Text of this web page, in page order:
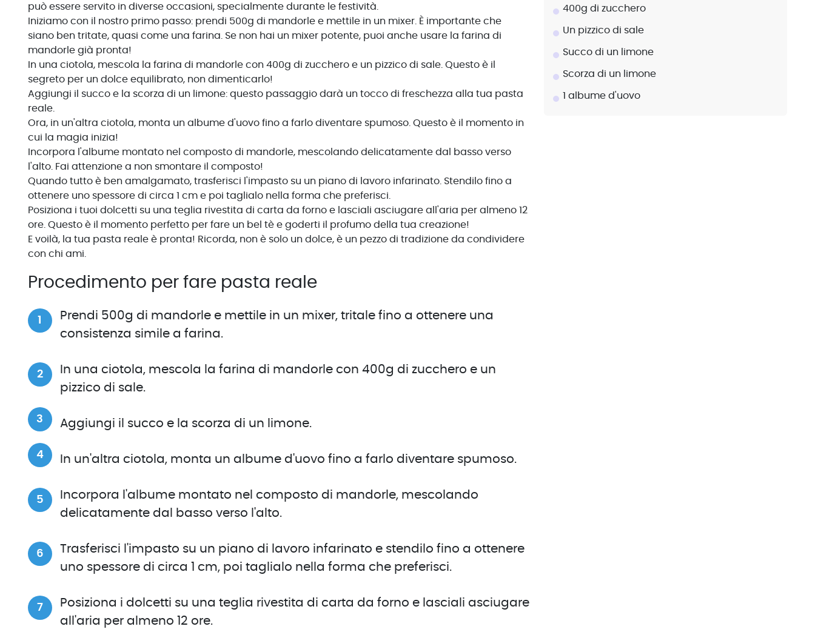
può essere servito in diverse occasioni, specialmente durante le festività.
Iniziamo con il nostro primo passo: prendi 500g di mandorle e mettile in un mixer. È importante che
siano ben tritate, quasi come una farina. Se non hai un mixer potente, puoi anche usare la farina di
mandorle già pronta!
In una ciotola, mescola la farina di mandorle con 400g di zucchero e un pizzico di sale. Questo è il
segreto per un dolce equilibrato, non dimenticarlo!
Aggiungi il succo e la scorza di un limone: questo passaggio darà un tocco di freschezza alla tua pasta
reale.
Ora, in un'altra ciotola, monta un albume d'uovo fino a farlo diventare spumoso. Questo è il momento in
cui la magia inizia!
Incorpora l'albume montato nel composto di mandorle, mescolando delicatamente dal basso verso
l'alto. Fai attenzione a non smontare il composto!
Quando tutto è ben amalgamato, trasferisci l'impasto su un piano di lavoro infarinato. Stendilo fino a
ottenere uno spessore di circa 1 cm e poi taglialo nella forma che preferisci.
Posiziona i tuoi dolcetti su una teglia rivestita di carta da forno e lasciali asciugare all'aria per almeno 12
ore. Questo è il momento perfetto per fare un bel tè e goderti il profumo della tua creazione!
E voilà, la tua pasta reale è pronta! Ricorda, non è solo un dolce, è un pezzo di tradizione da condividere
con chi ami.
Procedimento per fare pasta reale
Prendi 500g di mandorle e mettile in un mixer, tritale fino a ottenere una
consistenza simile a farina.
In una ciotola, mescola la farina di mandorle con 400g di zucchero e un
pizzico di sale.
Aggiungi il succo e la scorza di un limone.
In un'altra ciotola, monta un albume d'uovo fino a farlo diventare spumoso.
Incorpora l'albume montato nel composto di mandorle, mescolando
delicatamente dal basso verso l'alto.
Trasferisci l'impasto su un piano di lavoro infarinato e stendilo fino a ottenere
uno spessore di circa 1 cm, poi taglialo nella forma che preferisci.
Posiziona i dolcetti su una teglia rivestita di carta da forno e lasciali asciugare
all'aria per almeno 12 ore.
400g di zucchero
Un pizzico di sale
Succo di un limone
Scorza di un limone
1 albume d'uovo